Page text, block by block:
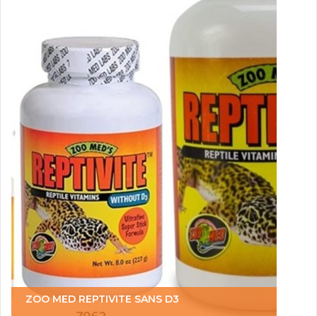
ZOO MED REPTIVITE SANS D3